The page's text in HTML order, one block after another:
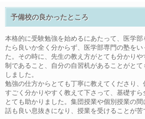
予備校の良かったところ
本格的に受験勉強を始めるにあたって、医学
たら良いか全く分からず、医学部専門の塾を
た。その時に、先生の教え方がとても分かり
制であること、自分の自習机があることがと
しました。
勉強の仕方からとても丁寧に教えてくださり、
すごく分かりやすく教えて下さって、基礎す
とても助かりました。集団授業や個別授業の
話も良い息抜きになり、授業を受けることが苦